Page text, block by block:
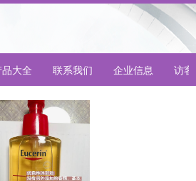
品大全 联系我们 企业信息 访客